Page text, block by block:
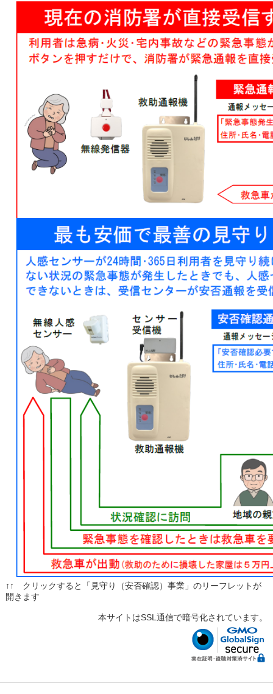
↑↑ クリックすると「見守り（安否確認）事業」のリーフレットが
開きます
本サイトはSSL通信で暗号化されています。